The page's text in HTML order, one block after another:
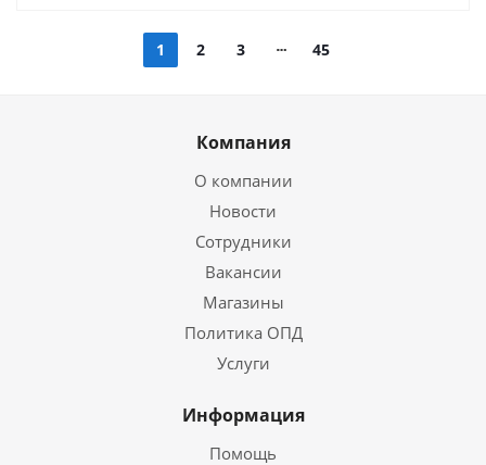
1 2 3 45
Компания
О компании
Новости
Сотрудники
Вакансии
Магазины
Политика ОПД
Услуги
Информация
Помощь